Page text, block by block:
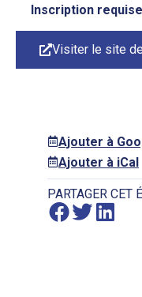
Inscription
Visiter le site
Ajouter à
Ajouter à iCal
PARTAGER CET